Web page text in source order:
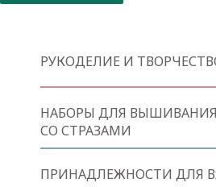
РУКОДЕЛИЕ И
НАБОРЫ ДЛЯ
СО СТРАЗАМИ
ПРИНАДЛЕЖНОСТИ ДЛЯ